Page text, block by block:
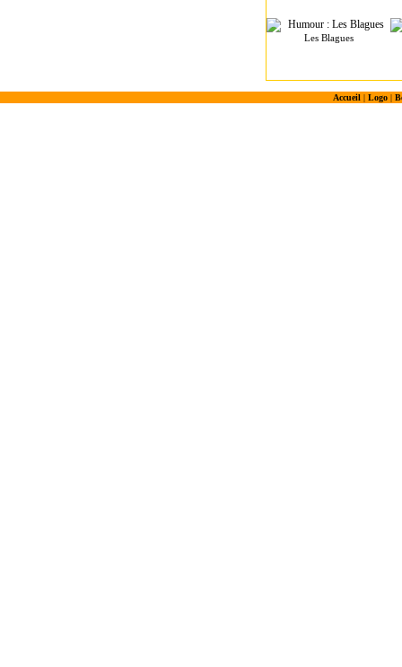
Les Blagues
Accueil| Logo|